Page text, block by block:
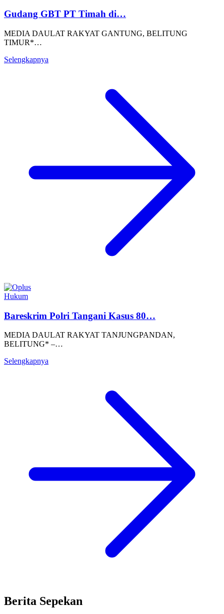
Gudang GBT PT Timah di…
MEDIA DAULAT RAKYAT GANTUNG, BELITUNG
TIMUR*…
Selengkapnya
Hukum
Bareskrim Polri Tangani Kasus 80…
MEDIA DAULAT RAKYAT TANJUNGPANDAN,
BELITUNG* –…
Selengkapnya
Berita Sepekan